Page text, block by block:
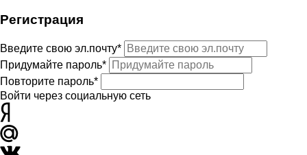
Регистрация
Введите свою эл.почту*
Придумайте пароль*
Повторите пароль*
Войти через социальную сеть